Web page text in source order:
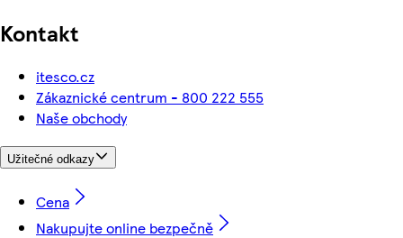
Kontakt
itesco.cz
Zákaznické centrum - 800 222 555
Naše obchody
Užitečné odkazy
Cena
Nakupujte online bezpečně